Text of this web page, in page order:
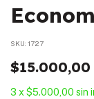
SKU: 1727
$15.000,00
3 x$5.000,00 sin